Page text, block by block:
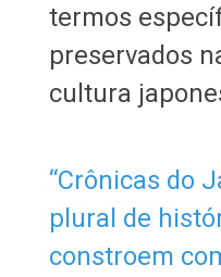
termos
preservados
cultura
“Crônicas do
plural de
constroem